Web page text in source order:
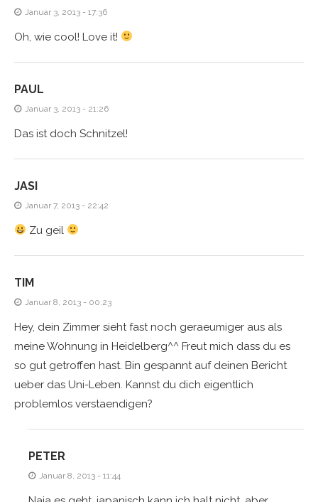
Januar 3, 2013 - 17:36
Oh, wie cool! Love it!
PAUL
Januar 3, 2013 - 21:26
Das ist doch Schnitzel!
JASI
Januar 7, 2013 - 22:42
Zu geil
TIM
Januar 8, 2013 - 00:23
Hey, dein Zimmer sieht fast noch geraeumiger aus als
meine Wohnung in Heidelberg^^ Freut mich dass du es
so gut getroffen hast. Bin gespannt auf deinen Bericht
ueber das Uni-Leben. Kannst du dich eigentlich
problemlos verstaendigen?
PETER
Januar 8, 2013 - 11:44